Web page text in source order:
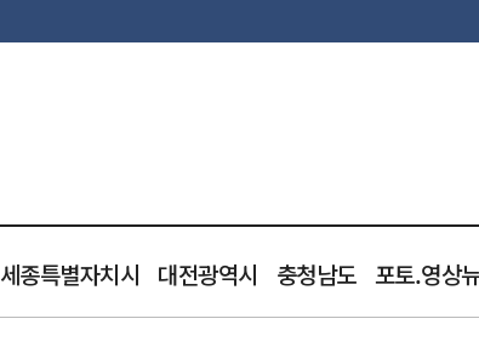
세종특별자치시 대전광역시 충청남도 포토.영상